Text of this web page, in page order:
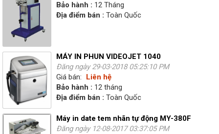
Bảo hành : 12 Tháng
Địa điểm bán : Toàn Quốc
MÁY IN PHUN VIDEOJET 1040
Đăng ngày 29-03-2018 05:25:10 PM
Giá bán:
Liên hệ
Bảo hành : 12 tháng
Địa điểm bán : Toàn Quốc
Máy in date tem nhãn tự động MY-380F
Đăng ngày 12-08-2017 03:37:05 PM